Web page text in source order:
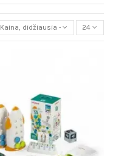
Kaina, didžiausia - mažiausia
24